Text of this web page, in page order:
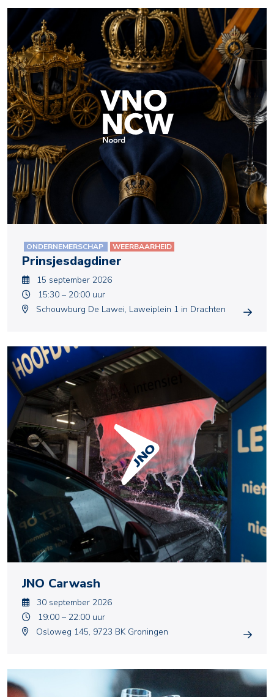
ONDERNEMERSCHAP WEERBAARHEID
Prinsjesdagdiner
15 september 2026
15:30 – 20:00 uur
Schouwburg De Lawei, Laweiplein 1 in Drachten
JNO Carwash
30 september 2026
19:00 – 22:00 uur
Osloweg 145, 9723 BK Groningen